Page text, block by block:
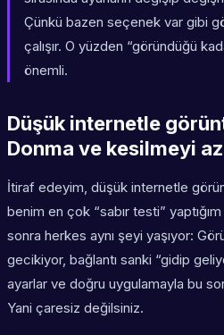
Çünkü bazen seçenek var gibi
çalışır. O yüzden “göründüğü
önemli.
Düşük internetle
Donma ve kesilmeyi
İtiraf edeyim, düşük internetle
benim en çok “sabır testi”
sonra herkes aynı şeyi yaşıyor:
gecikiyor, bağlantı sanki “gidip
ayarlar ve doğru uygulamayla bu
Yani çaresiz değilsiniz.